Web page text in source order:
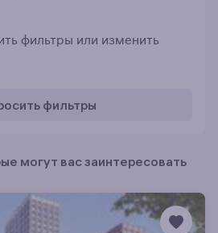
фильтры или изменить
фильтры
могут вас заинтересовать